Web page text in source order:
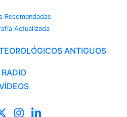
Recomendadas
Actualizada
ANTIGUOS
RADIO